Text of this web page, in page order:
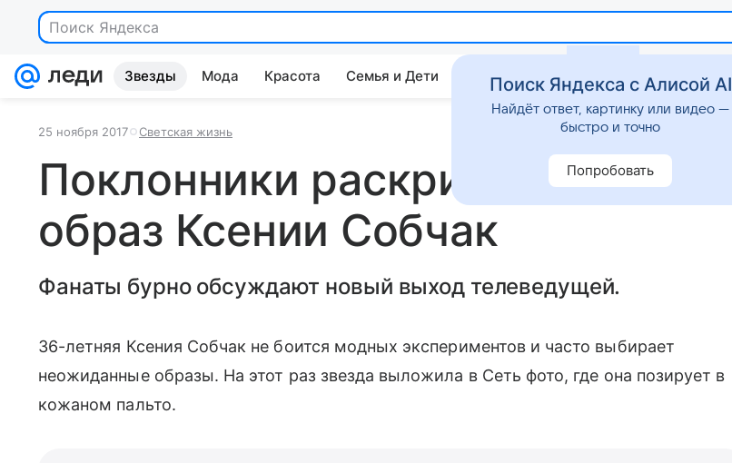
Поиск Яндекса
Звезды Мода Красота Семья и Дети Дом Гороскопы Стиль жизни
25 ноября 2017 Светская жизнь
Поклонники раскритиковали
образ Ксении Собчак
Фанаты бурно обсуждают новый выход телеведущей.
36-летняя Ксения Собчак не боится модных экспериментов и часто выбирает
неожиданные образы. На этот раз звезда выложила в Сеть фото, где она позирует в
кожаном пальто.
Поиск Яндекса с Алисой AI
Найдёт ответ, картинку или видео —
быстро и точно
Попробовать